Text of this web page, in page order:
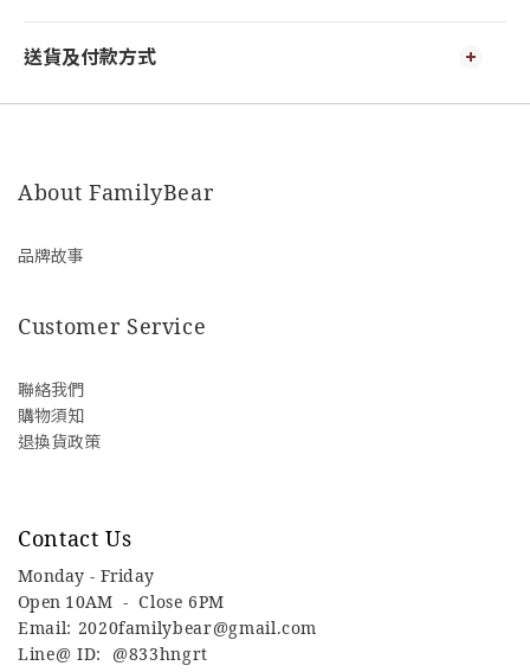
送貨及付款方式
About FamilyBear
品牌故事
Customer Service
聯絡我們
購物須知
退換貨政策
Contact Us
Monday - Friday
Open 10AM - Close 6PM
Email: 2020familybear@gmail.com
Line@ ID: @833hngrt